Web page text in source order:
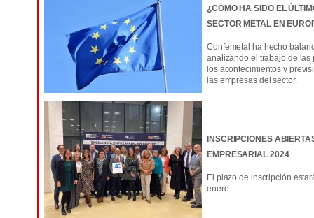
¿CÓMO HA SIDO EL
SECTOR METAL EN
Confemetal ha hecho
analizando el trabajo de las
los acontecimientos y
las empresas del sector.
INSCRIPCIONES
EMPRESARIAL 2024
El plazo de inscripción
enero.